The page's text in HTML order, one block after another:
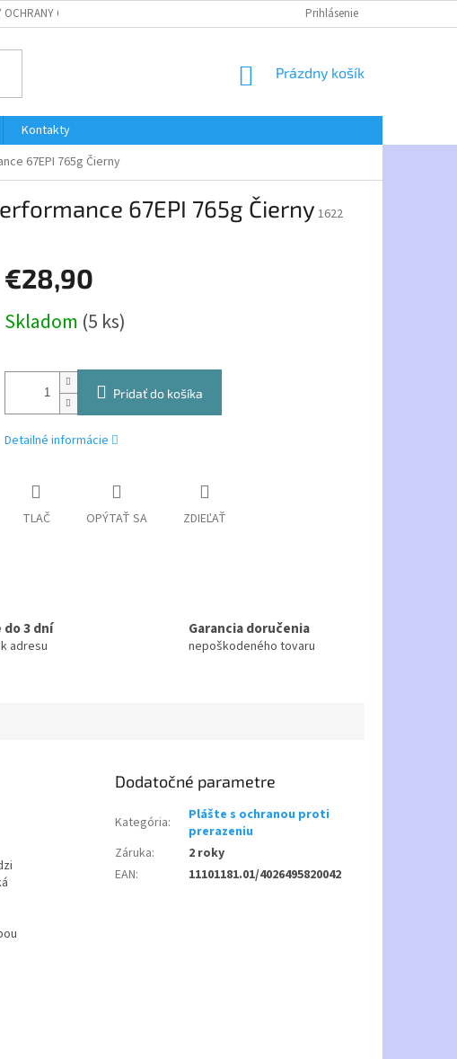
OSOBNÝCH ÚDAJOV Prihlásenie
NÁKUPNÝ
Prázdny košík
Kontakty
67EPI 765g Čierny
67EPI 765g Čierny 1622
€28,90
cena:
Skladom (5 ks)
Pridať do košíka
Detailné informácie
TLAČ OPÝTAŤ SA ZDIEĽAŤ
3 dní
adresu
Garancia doručenia
nepoškodeného tovaru
Dodatočné parametre
Kategória:
Plášte s ochranou proti
prerazeniu
Záruka:
2 roky
EAN: 11101181.01/4026495820042